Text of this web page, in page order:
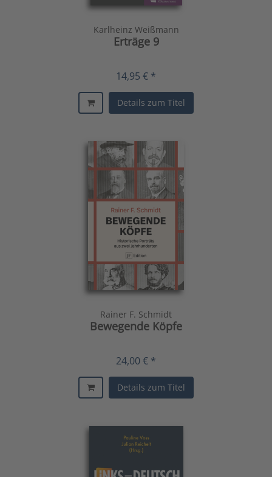
Karlheinz Weißmann
Erträge 9
14,95 € *
Details zum Titel
Rainer F. Schmidt
Bewegende Köpfe
24,00 € *
Details zum Titel